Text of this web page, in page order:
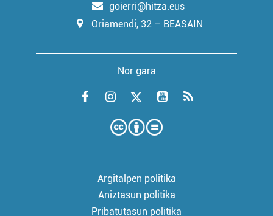
goierri@hitza.eus
Oriamendi, 32 – BEASAIN
Nor gara
Argitalpen politika
Aniztasun politika
Pribatutasun politika